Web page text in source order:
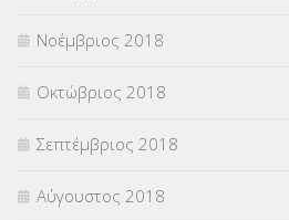
Νοέμβριος 2018
Οκτώβριος 2018
Σεπτέμβριος 2018
Αύγουστος 2018